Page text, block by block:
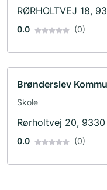
RØRHOLTVEJ 18,
0.0 (0)
Brønderslev
Skole
Rørholtvej 20, 9330
0.0 (0)